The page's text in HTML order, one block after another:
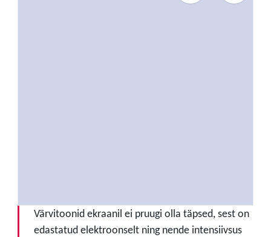
Värvitoonid ekraanil ei pruugi olla täpsed, sest on
edastatud elektroonselt ning nende intensiivsus